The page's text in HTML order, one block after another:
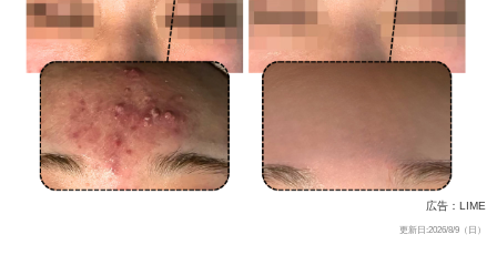
広告：LIME
更新日:2026/8/9（日）